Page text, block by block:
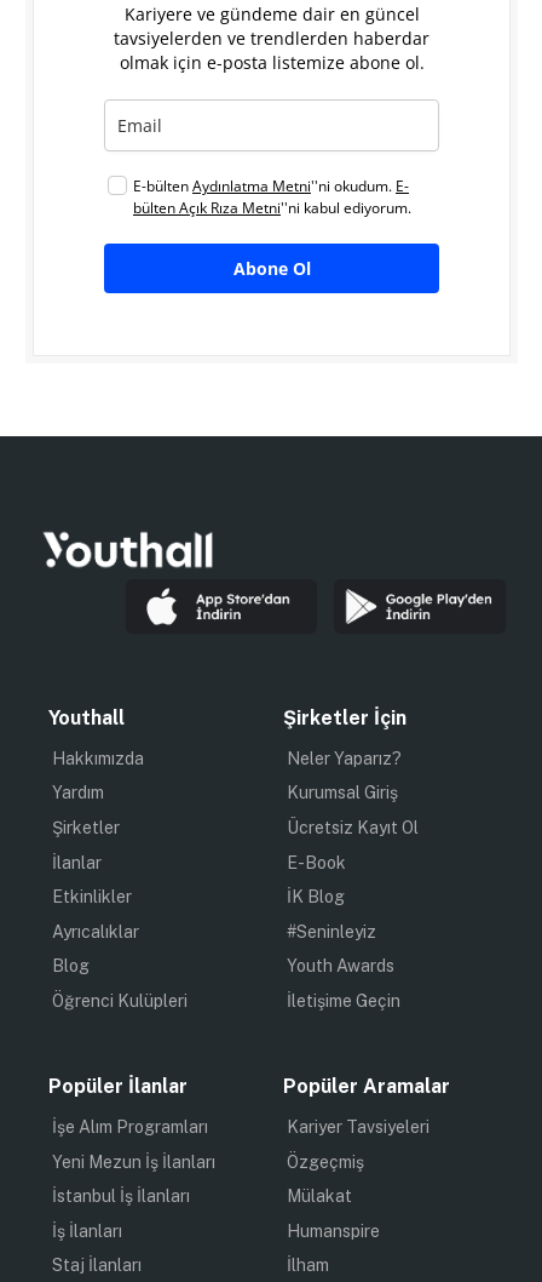
Kariyere ve gündeme dair en güncel
tavsiyelerden ve trendlerden haberdar
olmak için e-posta listemize abone ol.
E-bültenAydınlatma Metni''ni okudum. E-
bülten Açık Rıza Metni''ni kabul ediyorum.
Abone Ol
Youthall
Hakkımızda
Yardım
Şirketler
İlanlar
Etkinlikler
Ayrıcalıklar
Blog
Öğrenci Kulüpleri
Şirketler İçin
Neler Yaparız?
Kurumsal Giriş
Ücretsiz Kayıt Ol
E-Book
İK Blog
#Seninleyiz
Youth Awards
İletişime Geçin
Popüler İlanlar
İşe Alım Programları
Yeni Mezun İş İlanları
İstanbul İş İlanları
İş İlanları
Staj İlanları
Popüler Aramalar
Kariyer Tavsiyeleri
Özgeçmiş
Mülakat
Humanspire
İlham